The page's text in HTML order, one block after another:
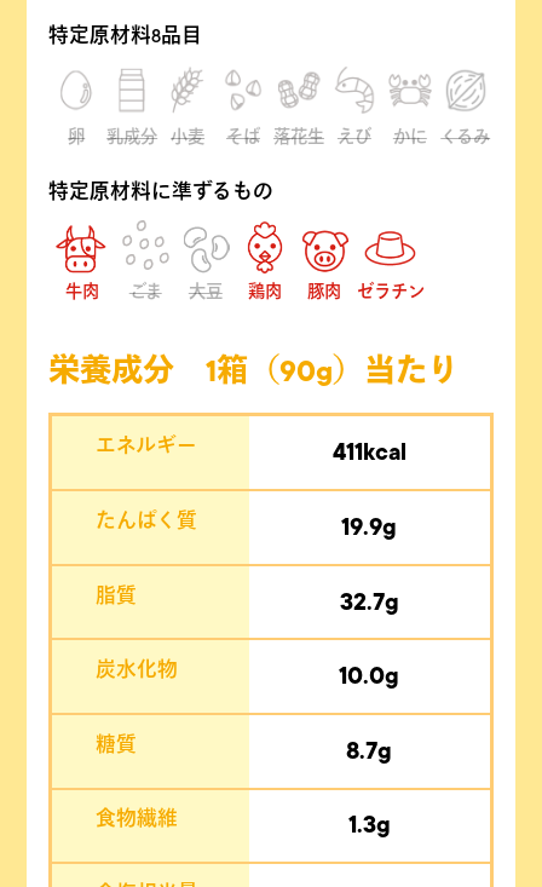
特定原材料8品目
卵 乳成分 小麦 そば 落花生 えび かに くるみ
特定原材料に準ずるもの
牛肉 ごま 大豆 鶏肉 豚肉 ゼラチン
栄養成分 1箱（90g）当たり
エネルギー 411kcal
たんぱく質 19.9g
脂質 32.7g
炭水化物 10.0g
糖質 8.7g
食物繊維 1.3g